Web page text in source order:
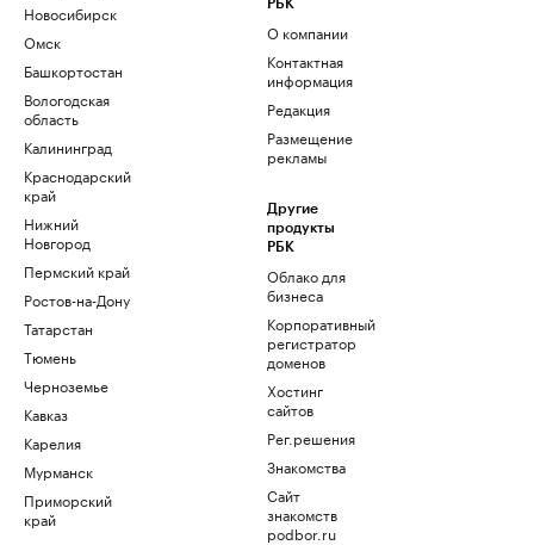
Новосибирск
Омск
Башкортостан
Вологодская
область
Калининград
Краснодарский
край
Нижний
Новгород
Пермский край
Ростов-на-Дону
Татарстан
Тюмень
Черноземье
Кавказ
Карелия
Мурманск
Приморский
край
РБК
О компании
Контактная
информация
Редакция
Размещение
рекламы
Другие
продукты
РБК
Облако для
бизнеса
Корпоративный
регистратор
доменов
Хостинг
сайтов
Рег.решения
Знакомства
Сайт
знакомств
podbor.ru